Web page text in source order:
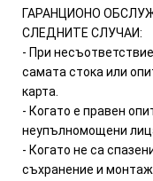
ГАРАНЦИОНО
СЛЕДНИТЕ СЛУЧАИ:
- При
самата стока или
карта.
- Когато е правен
неупълномощени
- Когато не са
съхранение и монтаж.